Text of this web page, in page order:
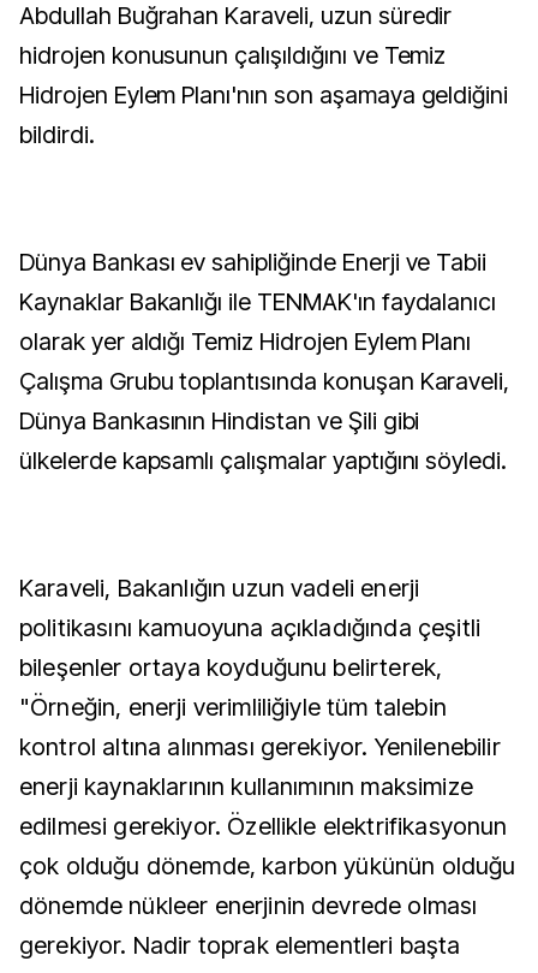
Abdullah Buğrahan Karaveli, uzun süredir
hidrojen konusunun çalışıldığını ve Temiz
Hidrojen Eylem Planı'nın son aşamaya geldiğini
bildirdi.
Dünya Bankası ev sahipliğinde Enerji ve Tabii
Kaynaklar Bakanlığı ile TENMAK'ın faydalanıcı
olarak yer aldığı Temiz Hidrojen Eylem Planı
Çalışma Grubu toplantısında konuşan Karaveli,
Dünya Bankasının Hindistan ve Şili gibi
ülkelerde kapsamlı çalışmalar yaptığını söyledi.
Karaveli, Bakanlığın uzun vadeli enerji
politikasını kamuoyuna açıkladığında çeşitli
bileşenler ortaya koyduğunu belirterek,
"Örneğin, enerji verimliliğiyle tüm talebin
kontrol altına alınması gerekiyor. Yenilenebilir
enerji kaynaklarının kullanımının maksimize
edilmesi gerekiyor. Özellikle elektrifikasyonun
çok olduğu dönemde, karbon yükünün olduğu
dönemde nükleer enerjinin devrede olması
gerekiyor. Nadir toprak elementleri başta